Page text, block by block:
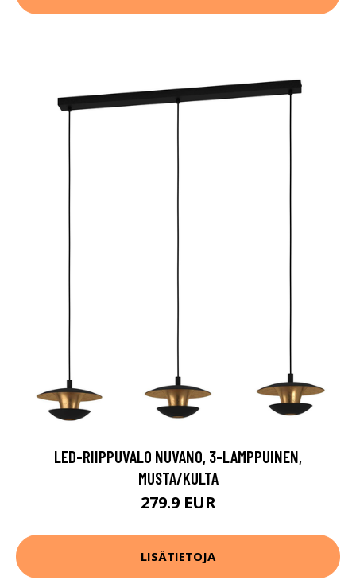
LED-RIIPPUVALO NUVANO, 3-LAMPPUINEN,
MUSTA/KULTA
279.9 EUR
LISÄTIETOJA